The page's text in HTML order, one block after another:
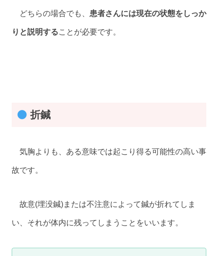
どちらの場合でも、 患者さんには現在の状態をしっか
りと説明することが必要です。
折鍼
気胸よりも、ある意味では起こり得る可能性の高い事
故です。
故意(埋没鍼)または不注意によって鍼が折れてしま
い、それが体内に残ってしまうことをいいます。